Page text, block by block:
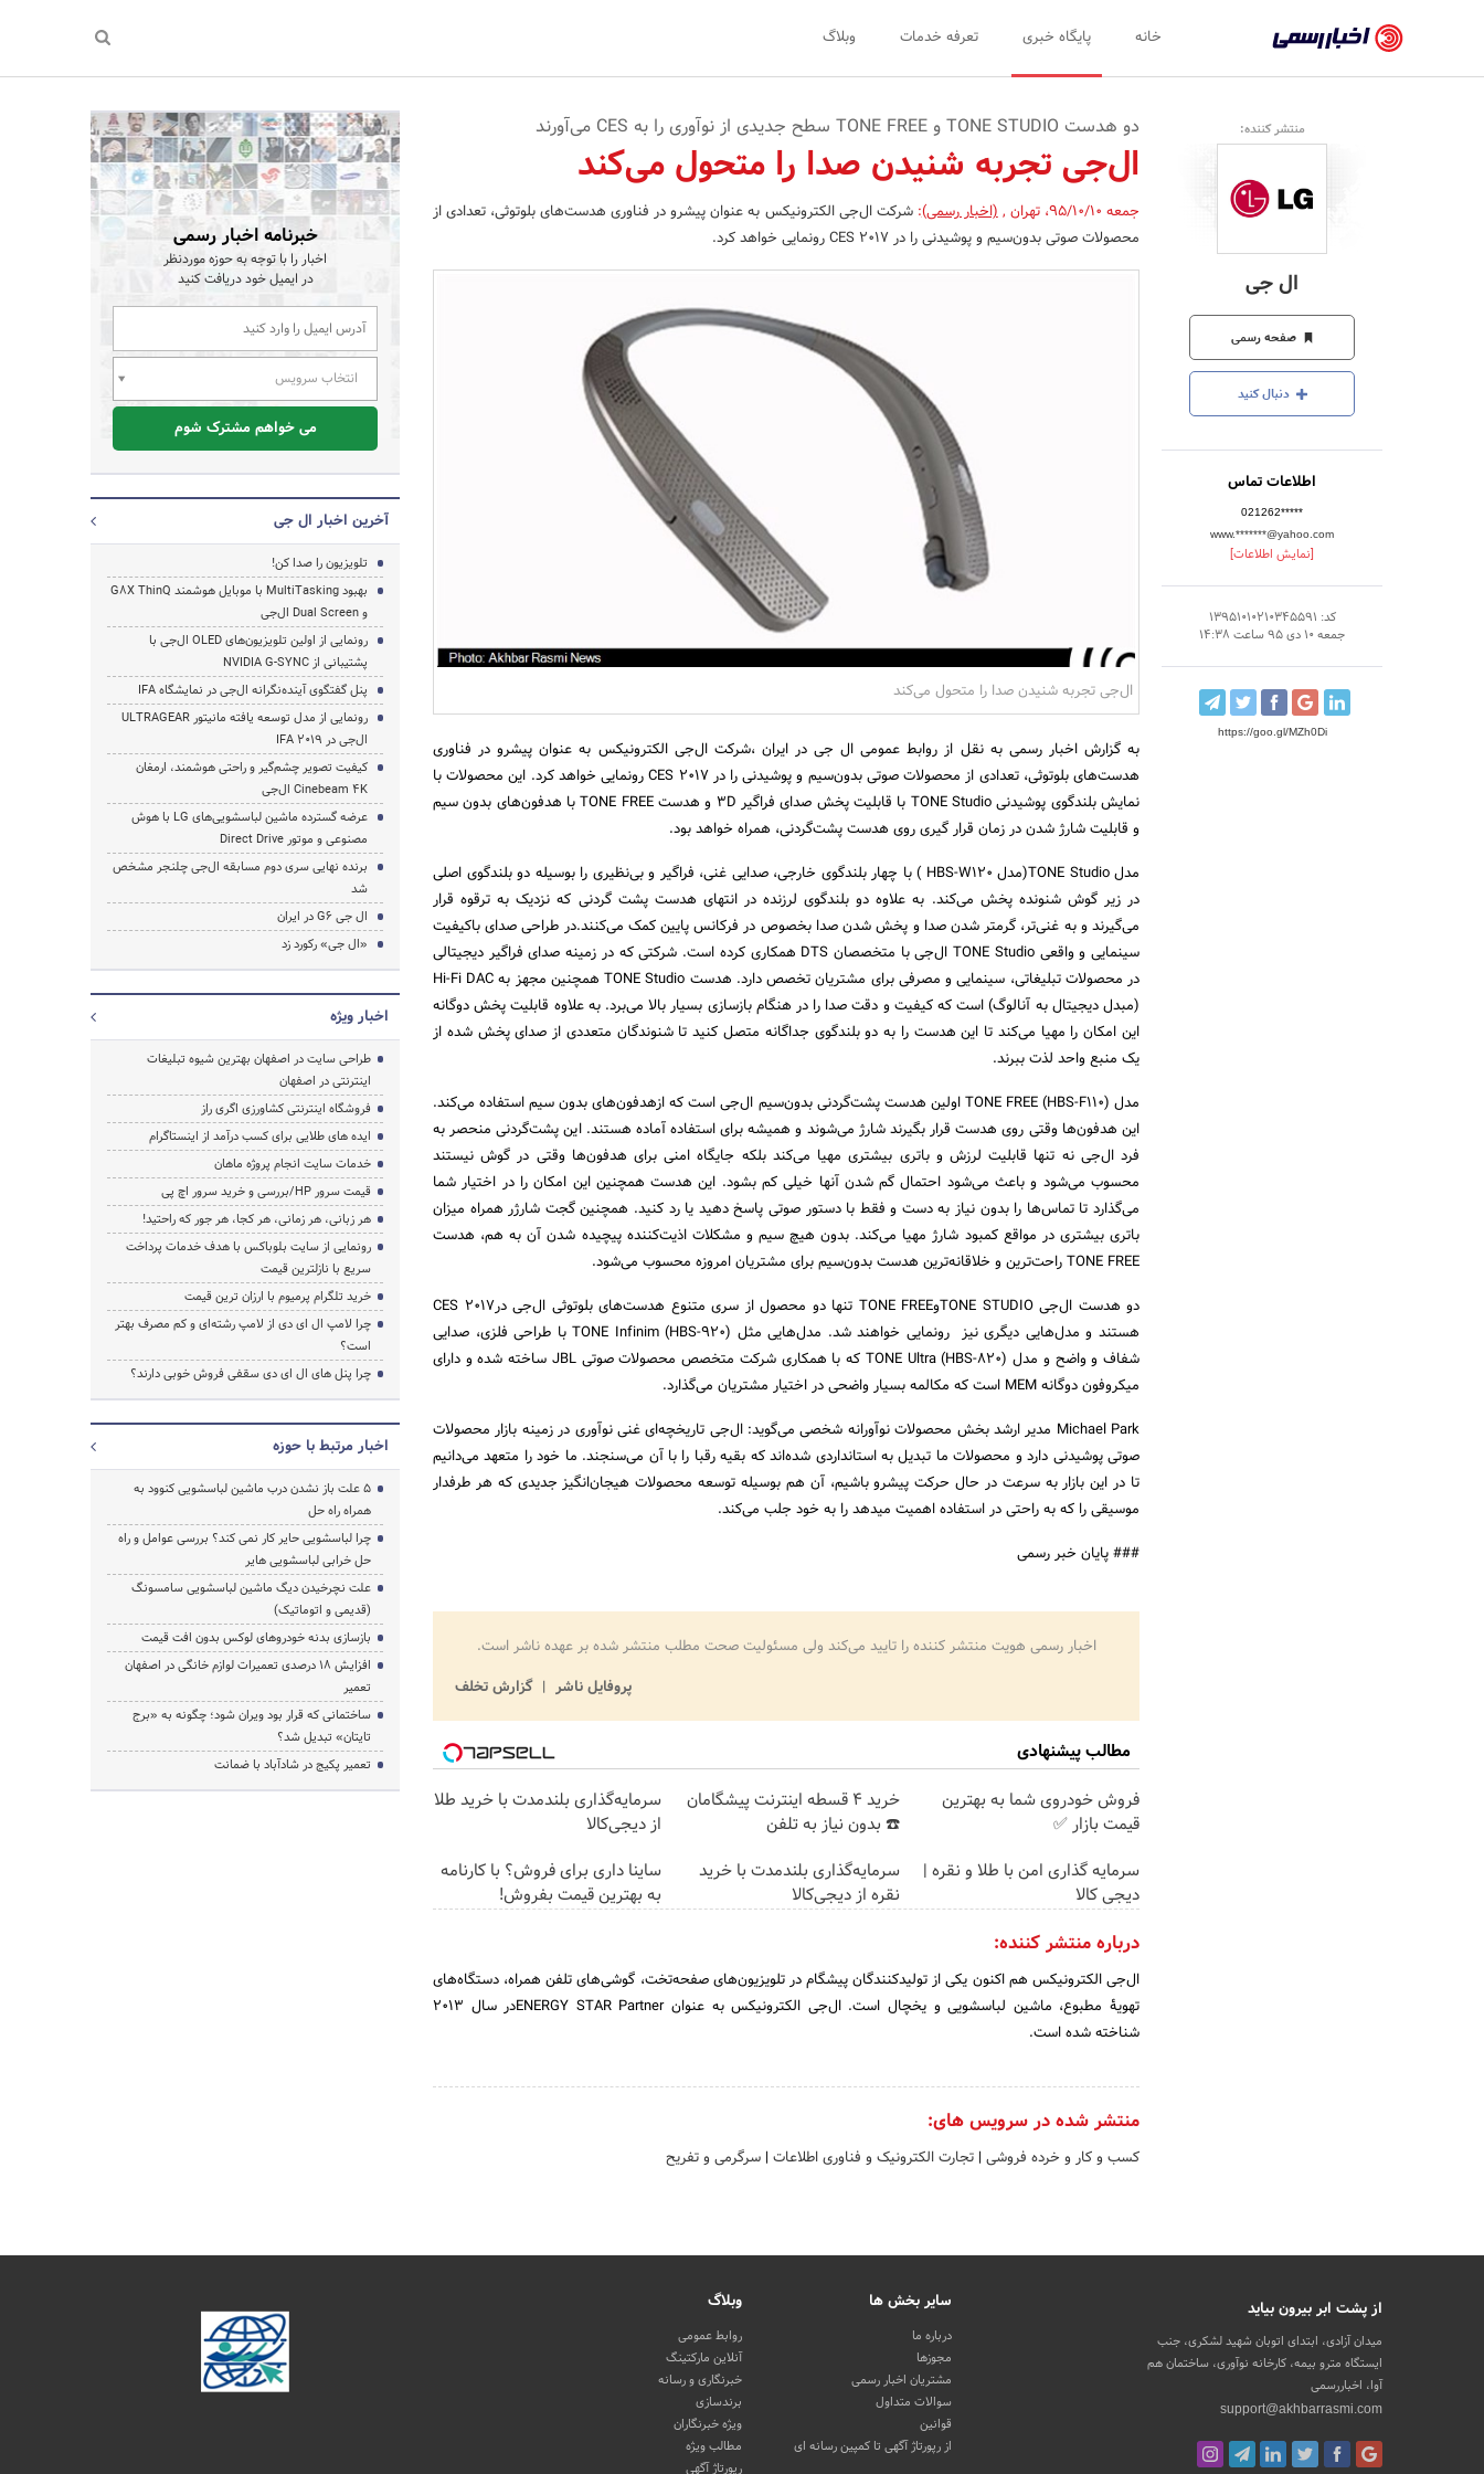
رسمی
-
اخبار
تایید
شده
شرکت‌ها،
سازمان‌ها
و
روابط
عمومی‌ها
خانه پایگاه خبری تعرفه خدمات وبلاگ
منتشر کننده:
ال جی
صفحه رسمی
دنبال کنید
اطلاعات تماس
021262*****
www.*******@yahoo.com
[نمایش اطلاعات]
کد: 13951010210345591
جمعه 10 دی 95 ساعت 14:38
https://goo.gl/MZh0Di
دو هدست TONE STUDIO و TONE FREE سطح جدیدی از نوآوری را به CES می‌آورند
ال‌جی تجربه شنیدن صدا را متحول می‌کند
جمعه 95/10/10 ،تهران ,(اخبار رسمی):شرکت ال‌جی الکترونیکس به عنوان پیشرو در فناوری هدست‌های بلوتوثی، تعدادی از
محصولات صوتی بدون‌سیم و پوشیدنی را در CES 2017 رونمایی خواهد کرد.
ال‌جی تجربه شنیدن صدا را متحول می‌کند
به گزارش اخبار رسمی به نقل از روابط عمومی ال جی در ایران ،شرکت ال‌جی الکترونیکس به عنوان پیشرو در فناوری
هدست‌های بلوتوثی، تعدادی از محصولات صوتی بدون‌سیم و پوشیدنی را در CES 2017 رونمایی خواهد کرد. این محصولات با
نمایش بلندگوی پوشیدنی TONE Studio با قابلیت پخش صدای فراگیر 3D و هدست TONE FREE با هدفون‌های بدون سیم
و قابلیت شارژ شدن در زمان قرار گیری روی هدست پشت‌گردنی، همراه خواهد بود.
مدل TONE Studio(مدل HBS-W120 ) با چهار بلندگوی خارجی، صدایی غنی، فراگیر و بی‌نظیری را بوسیله دو بلندگوی اصلی
در زیر گوش شنونده پخش می‌کند. به علاوه دو بلندگوی لرزنده در انتهای هدست پشت گردنی که نزدیک به ترقوه قرار
می‌گیرند و به غنی‌تر، گرمتر شدن صدا و پخش شدن صدا بخصوص در فرکانس پایین کمک می‌کنند.در طراحی صدای باکیفیت
سینمایی و واقعی TONE Studio ال‌جی با متخصصان DTS همکاری کرده است. شرکتی که در زمینه صدای فراگیر دیجیتالی
در محصولات تبلیغاتی، سینمایی و مصرفی برای مشتریان تخصص دارد. هدست TONE Studio همچنین مجهز به Hi-Fi DAC
(مبدل دیجیتال به آنالوگ) است که کیفیت و دقت صدا را در هنگام بازسازی بسیار بالا می‌برد. به علاوه قابلیت پخش دوگانه
این امکان را مهیا می‌کند تا این هدست را به دو بلندگوی جداگانه متصل کنید تا شنوندگان متعددی از صدای پخش شده از
یک منبع واحد لذت ببرند.
مدل TONE FREE (HBS-F110) اولین هدست پشت‌گردنی بدون‌سیم ال‌جی است که ازهدفون‌های بدون سیم استفاده می‌کند.
این هدفون‌ها وقتی روی هدست قرار بگیرند شارژ می‌شوند و همیشه برای استفاده آماده هستند. این پشت‌گردنی منحصر به
فرد ال‌جی نه تنها قابلیت لرزش و باتری بیشتری مهیا می‌کند بلکه جایگاه امنی برای هدفون‌ها وقتی در گوش نیستند
محسوب می‌شود و باعث می‌شود احتمال گم شدن آنها خیلی کم بشود. این هدست همچنین این امکان را در اختیار شما
می‌گذارد تا تماس‌ها را بدون نیاز به دست و فقط با دستور صوتی پاسخ دهید یا رد کنید. همچنین گجت شارژر همراه میزان
باتری بیشتری در مواقع کمبود شارژ مهیا می‌کند. بدون هیچ سیم و مشکلات اذیت‌کننده پیچیده شدن آن به هم، هدست
TONE FREE راحت‌ترین و خلاقانه‌ترین هدست بدون‌سیم برای مشتریان امروزه محسوب می‌شود.
دو هدست ال‌جی TONE STUDIOوTONE FREE تنها دو محصول از سری متنوع هدست‌های بلوتوثی ال‌جی درCES 2017
هستند و مدل‌هایی دیگری نیز رونمایی خواهند شد. مدل‌هایی مثل TONE Infinim (HBS-920) با طراحی فلزی، صدایی
شفاف و واضح و مدل TONE Ultra (HBS-820) که با همکاری شرکت متخصص محصولات صوتی JBL ساخته شده و دارای
میکروفون دوگانه MEM است که مکالمه‌ بسیار واضحی در اختیار مشتریان می‌گذارد.
Michael Park مدیر ارشد بخش محصولات نوآورانه شخصی می‌گوید: ال‌جی تاریخچه‌ای غنی نوآوری در زمینه بازار محصولات
صوتی پوشیدنی دارد و محصولات ما تبدیل به استانداردی شده‌اند که بقیه رقبا را با آن می‌سنجند. ما خود را متعهد می‌دانیم
تا در این بازار به سرعت در حال حرکت پیشرو باشیم، آن هم بوسیله توسعه محصولات هیجان‌انگیز جدیدی که هر طرفدار
موسیقی را که به راحتی در استفاده اهمیت میدهد را به خود جلب می‌کند.
### پایان خبر رسمی
اخبار رسمی هویت منتشر کننده را تایید می‌کند ولی مسئولیت صحت مطلب منتشر شده بر عهده ناشر است.
پروفایل ناشر
گزارش تخلف
مطالب پیشنهادی
فروش خودروی شما به بهترین
قیمت بازار ✅
خرید 4 قسطه اینترنت پیشگامان
☎️ بدون نیاز به تلفن
سرمایه‌گذاری بلندمدت با خرید طلا
از دیجی‌کالا
سرمایه گذاری امن با طلا و نقره |
دیجی کالا
سرمایه‌گذاری بلندمدت با خرید
نقره از دیجی‌کالا
ساینا داری برای فروش؟ با کارنامه
به بهترین قیمت بفروش!
درباره منتشر کننده:
ال‌جی الکترونیکس هم اکنون یکی از تولیدکنندگان پیشگام در تلویزیون‌های صفحه‌تخت، گوشی‌های تلفن همراه، دستگاه‌های
تهویۀ مطبوع، ماشین لباسشویی و یخچال است. ال‌جی الکترونیکس به عنوان ENERGY STAR Partnerدر سال 2013
شناخته شده است.
منتشر شده در سرویس های:
کسب و کار و خرده فروشی | تجارت الکترونیک و فناوری اطلاعات | سرگرمی و تفریح
خبرنامه اخبار رسمی
اخبار را با توجه به حوزه موردنظر
در ایمیل خود دریافت کنید
انتخاب سرویس
می خواهم مشترک شوم
آخرین اخبار ال جی
تلویزیون را صدا کن!
بهبود MultiTasking با موبایل هوشمند G8X ThinQ
و Dual Screen ال‌جی
رونمایی از اولین تلویزیون‌های OLED ال‌جی با
پشتیبانی از NVIDIA G-SYNC
پنل گفتگوی آینده‌نگرانه ال‌جی در نمایشگاه IFA
رونمایی از مدل توسعه‌ یافته مانیتور ULTRAGEAR
ال‌جی در IFA 2019
کیفیت تصویر چشم‌گیر و راحتی هوشمند، ارمغان
Cinebeam 4K ال‌جی
عرضه گسترده ماشین لباسشویی‌های LG با هوش
مصنوعی و موتور Direct Drive
برنده نهایی سری دوم مسابقه ال‌جی چلنجر مشخص
شد
ال جی G6 در ایران
«ال جی» رکورد زد
اخبار ویژه
طراحی سایت در اصفهان بهترین شیوه تبلیغات
اینترنتی در اصفهان
فروشگاه اینترنتی کشاورزی اگری راز
ایده های طلایی برای کسب درآمد از اینستاگرام
خدمات سایت انجام پروژه ماهان
قیمت سرور HP/بررسی و خرید سرور اچ پی
هر زبانی، هر زمانی، هر کجا، هر جور که راحتید!
رونمایی از سایت بلوباکس با هدف خدمات پرداخت
سریع با نازلترین قیمت
خرید تلگرام پرمیوم با ارزان ترین قیمت
چرا لامپ ال ای دی از لامپ رشته‌ای و کم مصرف بهتر
است؟
چرا پنل های ال ای دی سقفی فروش خوبی دارند؟
اخبار مرتبط با حوزه
5 علت باز نشدن درب ماشین لباسشویی کنوود به
همراه راه حل
چرا لباسشویی حایر کار نمی کند؟ بررسی عوامل و راه
حل خرابی لباسشویی هایر
علت نچرخیدن دیگ ماشین لباسشویی سامسونگ
(قدیمی و اتوماتیک)
بازسازی بدنه خودروهای لوکس بدون افت قیمت
افزایش ۱۸ درصدی تعمیرات لوازم خانگی در اصفهان
تعمیر
ساختمانی که قرار بود ویران شود؛ چگونه به «برج
تایتان» تبدیل شد؟
تعمیر پکیج در شادآباد با ضمانت
از پشت ابر بیرون بیاید
میدان آزادی، ابتدای اتوبان شهید لشکری، جنب
ایستگاه مترو بیمه، کارخانه نوآوری، ساختمان هم
آوا، اخباررسمی
support@akhbarrasmi.com
سایر بخش ها
درباره ما
مجوزها
مشتریان اخبار رسمی
سوالات متداول
قوانین
از رپورتاژ آگهی تا کمپین رسانه ای
وبلاگ
روابط عمومی
آنلاین مارکتینگ
خبرنگاری و رسانه
برندسازی
ویژه خبرنگاران
مطالب ویژه
رپورتاژ آگهی